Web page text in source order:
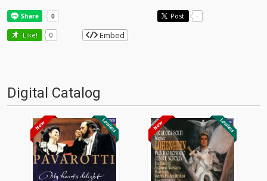
Post -
Like! 0 Embed
Digital Catalog